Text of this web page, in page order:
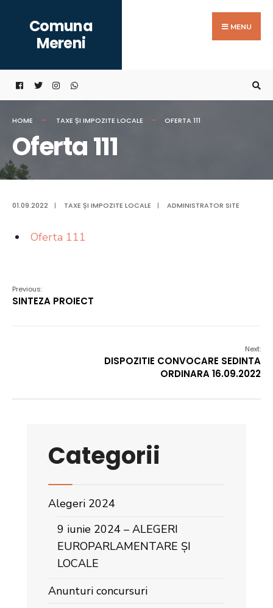
content
Comuna
Mereni
MENU
HOME TAXE ȘI IMPOZITE LOCALE OFERTA 111
Oferta 111
01.09.2022 | TAXE ȘI IMPOZITE LOCALE | ADMINISTRATOR SITE
Oferta 111
Previous:
SINTEZA PROIECT
Next:
DISPOZITIE CONVOCARE SEDINTA
ORDINARA 16.09.2022
Categorii
Alegeri 2024
9 iunie 2024 – ALEGERI
EUROPARLAMENTARE ȘI
LOCALE
Anunturi concursuri
for: